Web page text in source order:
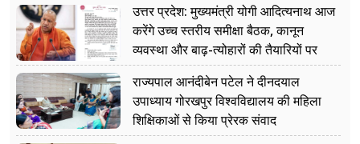
उत्तर प्रदेश: मुख्यमंत्री योगी आदित्यनाथ आज
करेंगे उच्च स्तरीय समीक्षा बैठक, कानून
व्यवस्था और बाढ़-त्योहारों की तैयारियों पर
नजर
राज्यपाल आनंदीबेन पटेल ने दीनदयाल
उपाध्याय गोरखपुर विश्वविद्यालय की महिला
शिक्षिकाओं से किया प्रेरक संवाद